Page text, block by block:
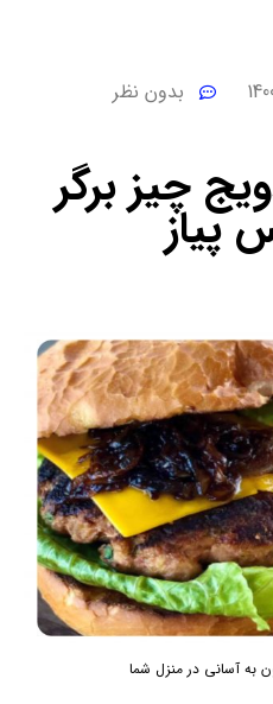
بدون نظر
چیز برگر
پیاز
به آسانی در منزل شما